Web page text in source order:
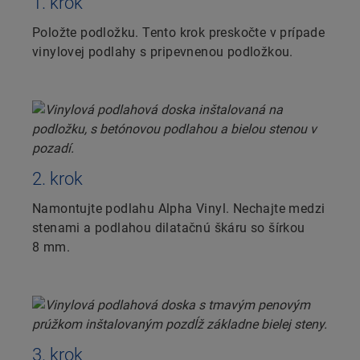
Položte podložku. Tento krok preskočte v prípade
vinylovej podlahy s pripevnenou podložkou.
2. krok
Namontujte podlahu Alpha Vinyl. Nechajte medzi
stenami a podlahou dilatačnú škáru so šírkou
8 mm.
3. krok